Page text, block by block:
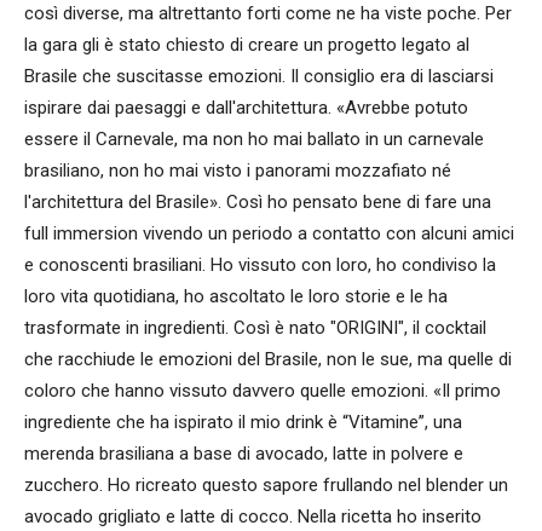
così diverse, ma altrettanto forti come ne ha viste poche. Per
la gara gli è stato chiesto di creare un progetto legato al
Brasile che suscitasse emozioni. Il consiglio era di lasciarsi
ispirare dai paesaggi e dall'architettura. «Avrebbe potuto
essere il Carnevale, ma non ho mai ballato in un carnevale
brasiliano, non ho mai visto i panorami mozzafiato né
l'architettura del Brasile». Così ho pensato bene di fare una
full immersion vivendo un periodo a contatto con alcuni amici
e conoscenti brasiliani. Ho vissuto con loro, ho condiviso la
loro vita quotidiana, ho ascoltato le loro storie e le ha
trasformate in ingredienti. Così è nato "ORIGINI", il cocktail
che racchiude le emozioni del Brasile, non le sue, ma quelle di
coloro che hanno vissuto davvero quelle emozioni. «Il primo
ingrediente che ha ispirato il mio drink è “Vitamine”, una
merenda brasiliana a base di avocado, latte in polvere e
zucchero. Ho ricreato questo sapore frullando nel blender un
avocado grigliato e latte di cocco. Nella ricetta ho inserito